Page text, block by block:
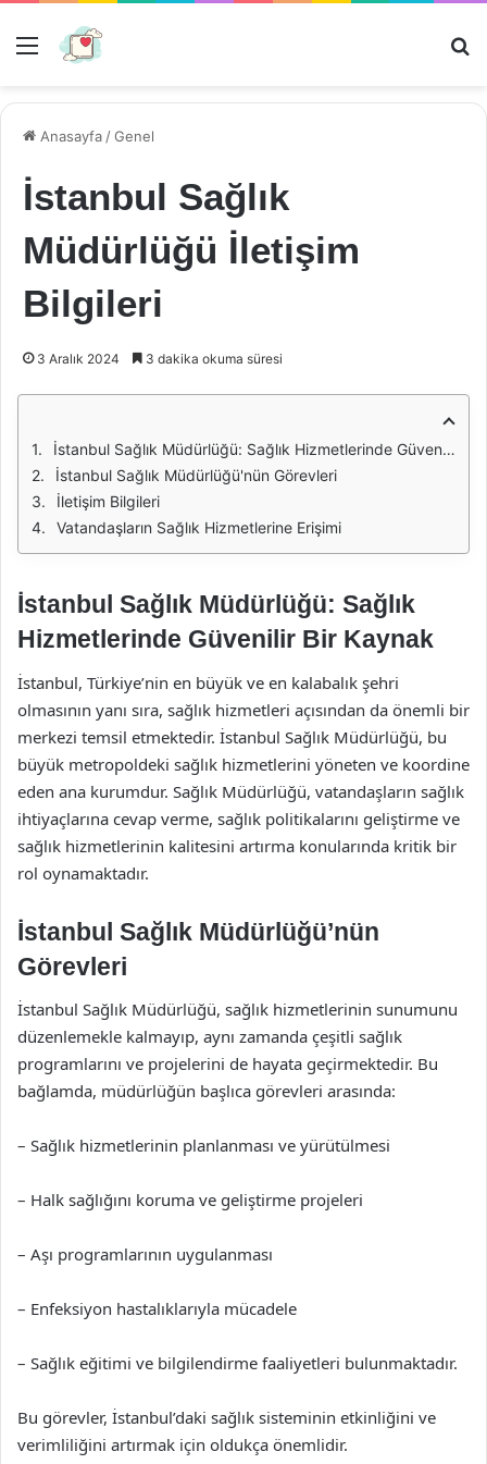
Menü
Anasayfa /Genel
İstanbul Sağlık
Müdürlüğü İletişim
Bilgileri
3 Aralık 2024 3 dakika okuma süresi
İstanbul Sağlık Müdürlüğü: Sağlık Hizmetlerinde Güvenilir Bir Kaynak
İstanbul Sağlık Müdürlüğü'nün Görevleri
İletişim Bilgileri
Vatandaşların Sağlık Hizmetlerine Erişimi
İstanbul Sağlık Müdürlüğü: Sağlık
Hizmetlerinde Güvenilir Bir Kaynak
İstanbul, Türkiye’nin en büyük ve en kalabalık şehri
olmasının yanı sıra, sağlık hizmetleri açısından da önemli bir
merkezi temsil etmektedir. İstanbul Sağlık Müdürlüğü, bu
büyük metropoldeki sağlık hizmetlerini yöneten ve koordine
eden ana kurumdur. Sağlık Müdürlüğü, vatandaşların sağlık
ihtiyaçlarına cevap verme, sağlık politikalarını geliştirme ve
sağlık hizmetlerinin kalitesini artırma konularında kritik bir
rol oynamaktadır.
İstanbul Sağlık Müdürlüğü’nün
Görevleri
İstanbul Sağlık Müdürlüğü, sağlık hizmetlerinin sunumunu
düzenlemekle kalmayıp, aynı zamanda çeşitli sağlık
programlarını ve projelerini de hayata geçirmektedir. Bu
bağlamda, müdürlüğün başlıca görevleri arasında:
– Sağlık hizmetlerinin planlanması ve yürütülmesi
– Halk sağlığını koruma ve geliştirme projeleri
– Aşı programlarının uygulanması
– Enfeksiyon hastalıklarıyla mücadele
– Sağlık eğitimi ve bilgilendirme faaliyetleri bulunmaktadır.
Bu görevler, İstanbul’daki sağlık sisteminin etkinliğini ve
verimliliğini artırmak için oldukça önemlidir.